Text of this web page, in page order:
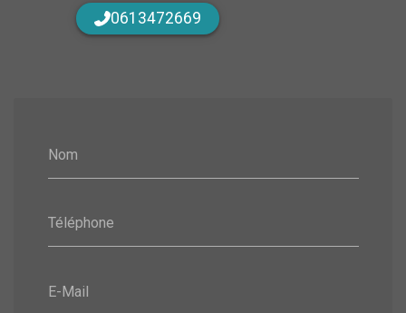
Nom
Téléphone
E-Mail
0613472669